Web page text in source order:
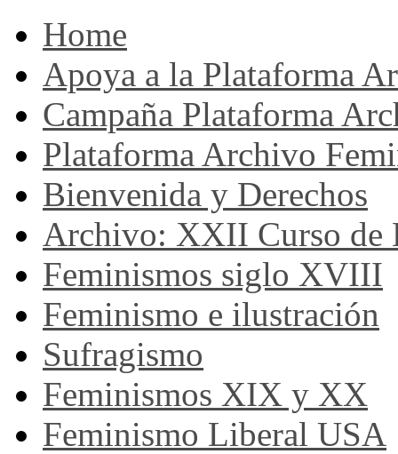
Home
Apoya a la Plataforma
Campaña Plataforma
Plataforma Archivo
Bienvenida y Derechos
Archivo: XXII Curso de
Feminismos siglo XVIII
Feminismo e ilustración
Sufragismo
Feminismos XIX y XX
Feminismo Liberal USA